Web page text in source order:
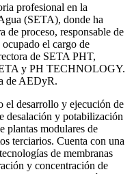
profesional en la
(SETA), donde ha
de proceso, responsable de
el cargo de
de SETA PHT,
y PH TECHNOLOGY.
de AEDyR.
el desarrollo y ejecución de
desalación y potabilización
plantas modulares de
terciarios. Cuenta con una
de membranas
y concentración de